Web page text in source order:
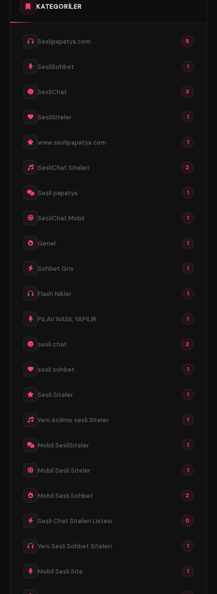
KATEGORILER
Seslipapatya.com 8
SesliSohbet 1
SesliChat 3
SesliSiteler 1
www.seslipapatya.com 1
SesliChat Siteleri 2
Sesli papatya 1
SesliChat Mobil 1
Genel 1
Sohbet Gris 1
Flash Nikler 1
PiLAV NASIL YAPILIR 1
sesli chat 2
sesli sohbet 1
Sesli Siteler 1
Yeni Acilmis sesli Siteler 1
Mobil SesliSiteler 1
Mobil Sesli Siteler 1
Mobil Sesli Sohbet 2
Sesli Chat Siteleri Listesi 0
Yeni Sesli Sohbet Siteleri 1
Mobil Sesli Site 1